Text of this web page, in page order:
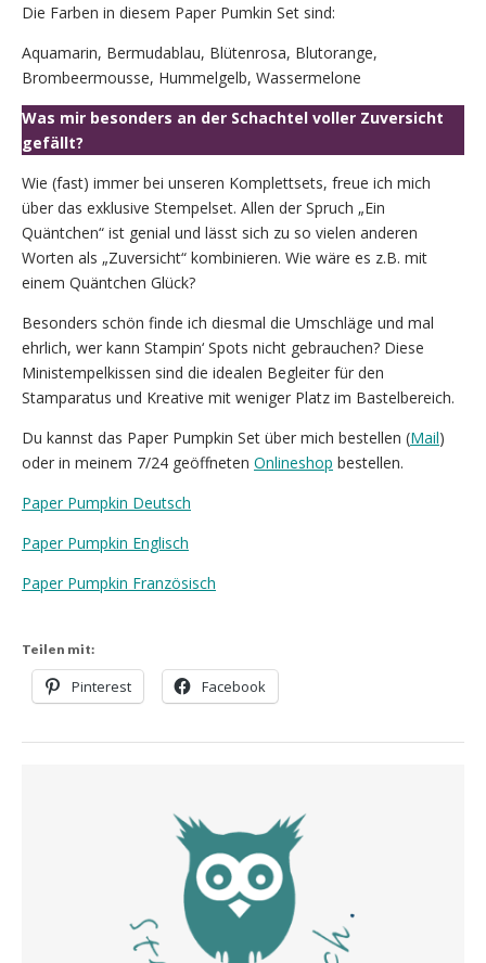
Die Farben in diesem Paper Pumkin Set sind:
Aquamarin, Bermudablau, Blütenrosa, Blutorange,
Brombeermousse, Hummelgelb, Wassermelone
Was mir besonders an der Schachtel voller Zuversicht
gefällt?
Wie (fast) immer bei unseren Komplettsets, freue ich mich
über das exklusive Stempelset. Allen der Spruch „Ein
Quäntchen“ ist genial und lässt sich zu so vielen anderen
Worten als „Zuversicht“ kombinieren. Wie wäre es z.B. mit
einem Quäntchen Glück?
Besonders schön finde ich diesmal die Umschläge und mal
ehrlich, wer kann Stampin‘ Spots nicht gebrauchen? Diese
Ministempelkissen sind die idealen Begleiter für den
Stamparatus und Kreative mit weniger Platz im Bastelbereich.
Du kannst das Paper Pumpkin Set über mich bestellen (Mail)
oder in meinem 7/24 geöffneten Onlineshop bestellen.
Paper Pumpkin Deutsch
Paper Pumpkin Englisch
Paper Pumpkin Französisch
Teilen mit:
Pinterest Facebook